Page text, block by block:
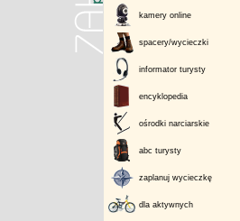
kamery online
spacery/wycieczki
informator turysty
encyklopedia
ośrodki narciarskie
abc turysty
zaplanuj wycieczkę
dla aktywnych